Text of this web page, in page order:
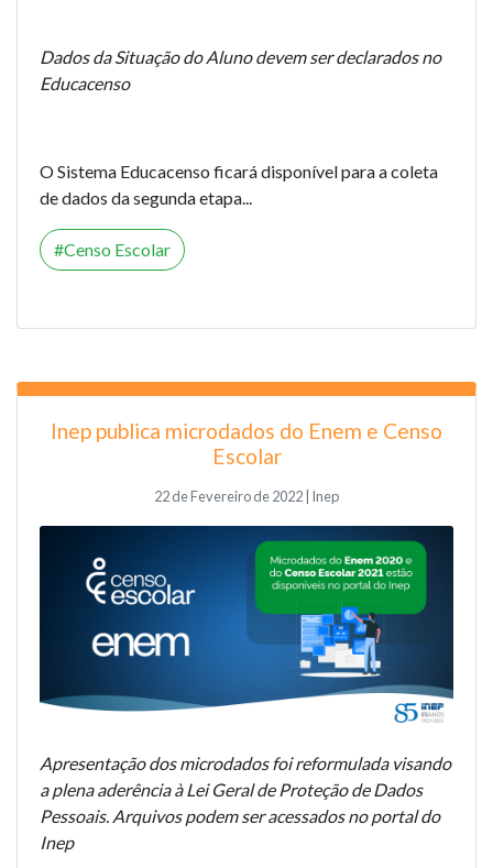
Dados da Situação do Aluno devem ser declarados no
Educacenso
O Sistema Educacenso ficará disponível para a coleta
de dados da segunda etapa...
Censo Escolar
Inep publica microdados do Enem e Censo
Escolar
22 de Fevereiro de 2022 | Inep
Apresentação dos microdados foi reformulada visando
a plena aderência à Lei Geral de Proteção de Dados
Pessoais. Arquivos podem ser acessados no portal do
Inep